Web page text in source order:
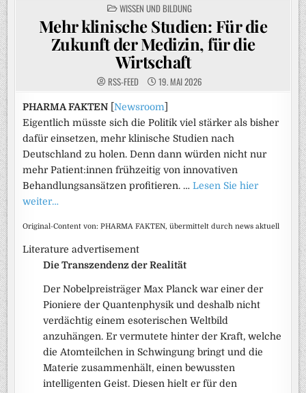
POSTED
IN
WISSEN UND BILDUNG
Mehr klinische Studien: Für die
Zukunft der Medizin, für die
Wirtschaft
RSS-FEED 19. MAI 2026
PHARMA FAKTEN [Newsroom
Eigentlich müsste sich die Politik viel stärker als bisher
dafür einsetzen, mehr klinische Studien nach
Deutschland zu holen. Denn dann würden nicht nur
mehr Patient:innen frühzeitig von innovativen
Behandlungsansätzen profitieren. …Lesen Sie hier
weiter…
Original-Content von: PHARMA FAKTEN, übermittelt durch news aktuell
Literature advertisement
Die Transzendenz der Realität
Der Nobelpreisträger Max Planck war einer der
Pioniere der Quantenphysik und deshalb nicht
verdächtig einem esoterischen Weltbild
anzuhängen. Er vermutete hinter der Kraft, welche
die Atomteilchen in Schwingung bringt und die
Materie zusammenhält, einen bewussten
intelligenten Geist. Diesen hielt er für den